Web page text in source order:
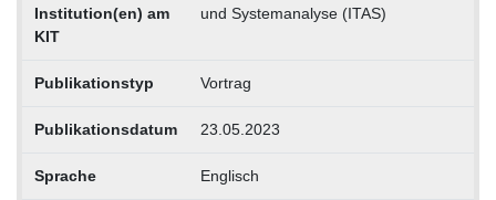
Institution(en) am
KIT
und Systemanalyse (ITAS)
Publikationstyp Vortrag
Publikationsdatum 23.05.2023
Sprache Englisch